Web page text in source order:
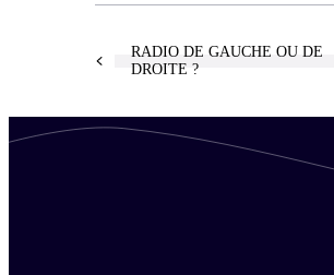
RADIO DE GAUCHE OU DE
DROITE ?